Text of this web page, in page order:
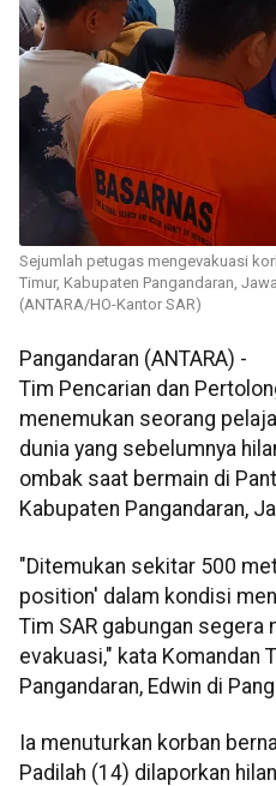
Sejumlah petugas mengevakuasi
Timur, Kabupaten Pangandaran,
(ANTARA/HO-Kantor SAR)
Pangandaran (ANTARA) -
Tim Pencarian dan
menemukan seorang
dunia yang sebelumnya
ombak saat bermain di
Kabupaten Pangandaran,
"Ditemukan sekitar 500
position' dalam kondisi
Tim SAR gabungan segera
evakuasi," kata Komandan
Pangandaran, Edwin di
Ia menuturkan korban
Padilah (14) dilaporkan